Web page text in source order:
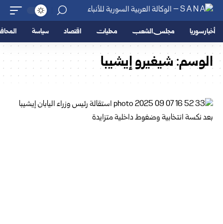
أخبار سوريا مجلس الشعب محليات اقتصاد سياسة
الوسم:شيغيرو إيشيبا